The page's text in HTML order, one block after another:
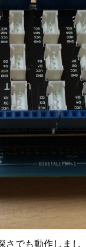
さでも動作しまし